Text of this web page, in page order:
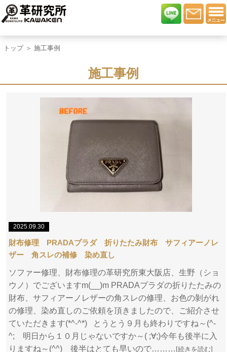
トップ＞ 施工事例
施工事例
2025.09.30
財布修理 PRADAプラダ 折りたたみ財布 サフィアーノレ
ザー 角スレの補修 染め直し
ソファー修理、財布修理の革研究所東大阪店、生野（ショ
ウノ）でございますm(__)m PRADAプラダの折りたたみの
財布、サフィアーノレザーの角スレの修理、お色の剝がれ
の修理、染め直しのご依頼を頂きましたので、ご紹介させ
ていただきます(*^-^*) とうとう９月も終わりですね～(^-
^; 明日から１０月じゃないですか～( ;∀;)今年も後半に入
りますね～(^^) 後半はとても早いので……… [続きを読む]